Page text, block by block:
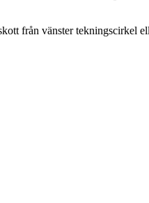
från vänster tekningscirkel